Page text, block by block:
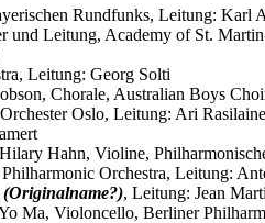
Rundfunks, Leitung: Karl
und Leitung, Academy of St.
Leitung: Georg Solti
Chorale, Australian Boys
Oslo, Leitung: Ari
Hahn, Violine,
Orchestra, Leitung:
(Originalname?), Leitung: Jean
Ma, Violoncello, Berliner